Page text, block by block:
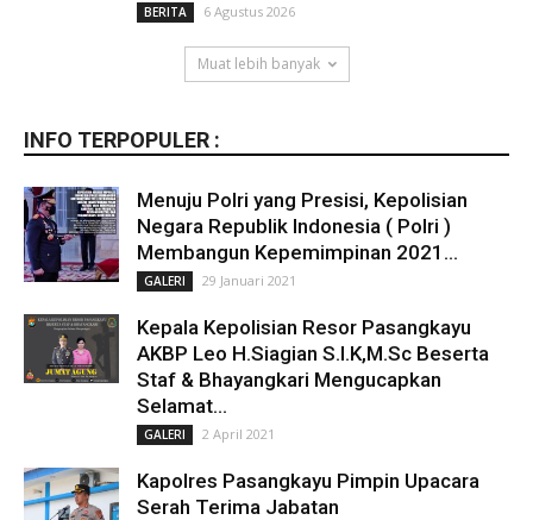
BERITA 6 Agustus 2026
Muat lebih banyak
INFO TERPOPULER :
Menuju Polri yang Presisi, Kepolisian
Negara Republik Indonesia ( Polri )
Membangun Kepemimpinan 2021...
GALERI 29 Januari 2021
Kepala Kepolisian Resor Pasangkayu
AKBP Leo H.Siagian S.I.K,M.Sc Beserta
Staf & Bhayangkari Mengucapkan
Selamat...
GALERI 2 April 2021
Kapolres Pasangkayu Pimpin Upacara
Serah Terima Jabatan